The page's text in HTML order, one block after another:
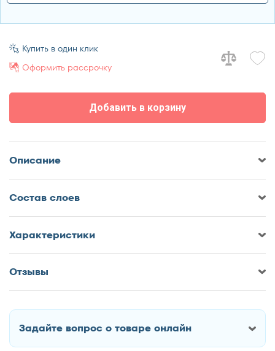
80x186
80x190
80x195
90x186
90x200
120x190
120x195
140x190
140x200
160x186
160x190
160x195
160x200
Добавить в корзину
Купить в один клик
Оформить рассрочку
Описание
Cостав слоев
Характеристики
Отзывы
Оставить отзыв о Матрас Sontery
Как Вас зовут?
Задайте вопрос о товаре онлайн